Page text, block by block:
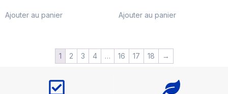
Ajouter au panier Ajouter au panier
1 2 3 4 … 16 17 18 →